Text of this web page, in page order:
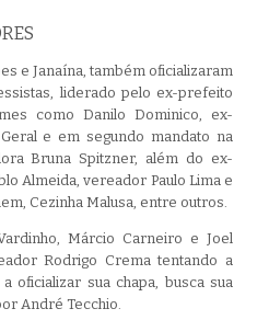
e Janaína, também oficializaram
liderado pelo ex-prefeito
como Danilo Dominico, ex-
e em segundo mandato na
Bruna Spitzner, além do ex-
Almeida, vereador Paulo Lima e
Cezinha Malusa, entre outros.
Márcio Carneiro e Joel
Rodrigo Crema tentando a
oficializar sua chapa, busca sua
André Tecchio.